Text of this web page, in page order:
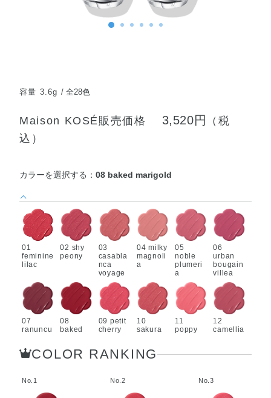
容量 3.6g 全28色
Maison KOSÉ販売価格 3,520円
（税
込）
カラーを選択する：08 baked marigold
01
feminine
lilac
02 shy
peony
03
casabla
nca
voyage
04 milky
magnoli
a
05
noble
plumeri
a
06
urban
bougain
villea
07
ranuncu
nocturn
e
08
baked
09 petit
cherry
10
sakura
11
poppy
12
camellia
COLOR RANKING
No.1 No.2 No.3